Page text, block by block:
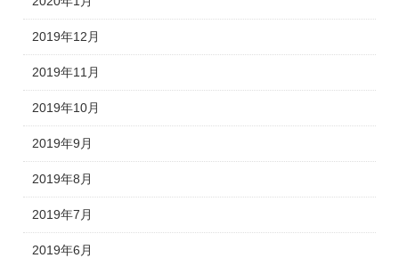
2019年12月
2019年11月
2019年10月
2019年9月
2019年8月
2019年7月
2019年6月